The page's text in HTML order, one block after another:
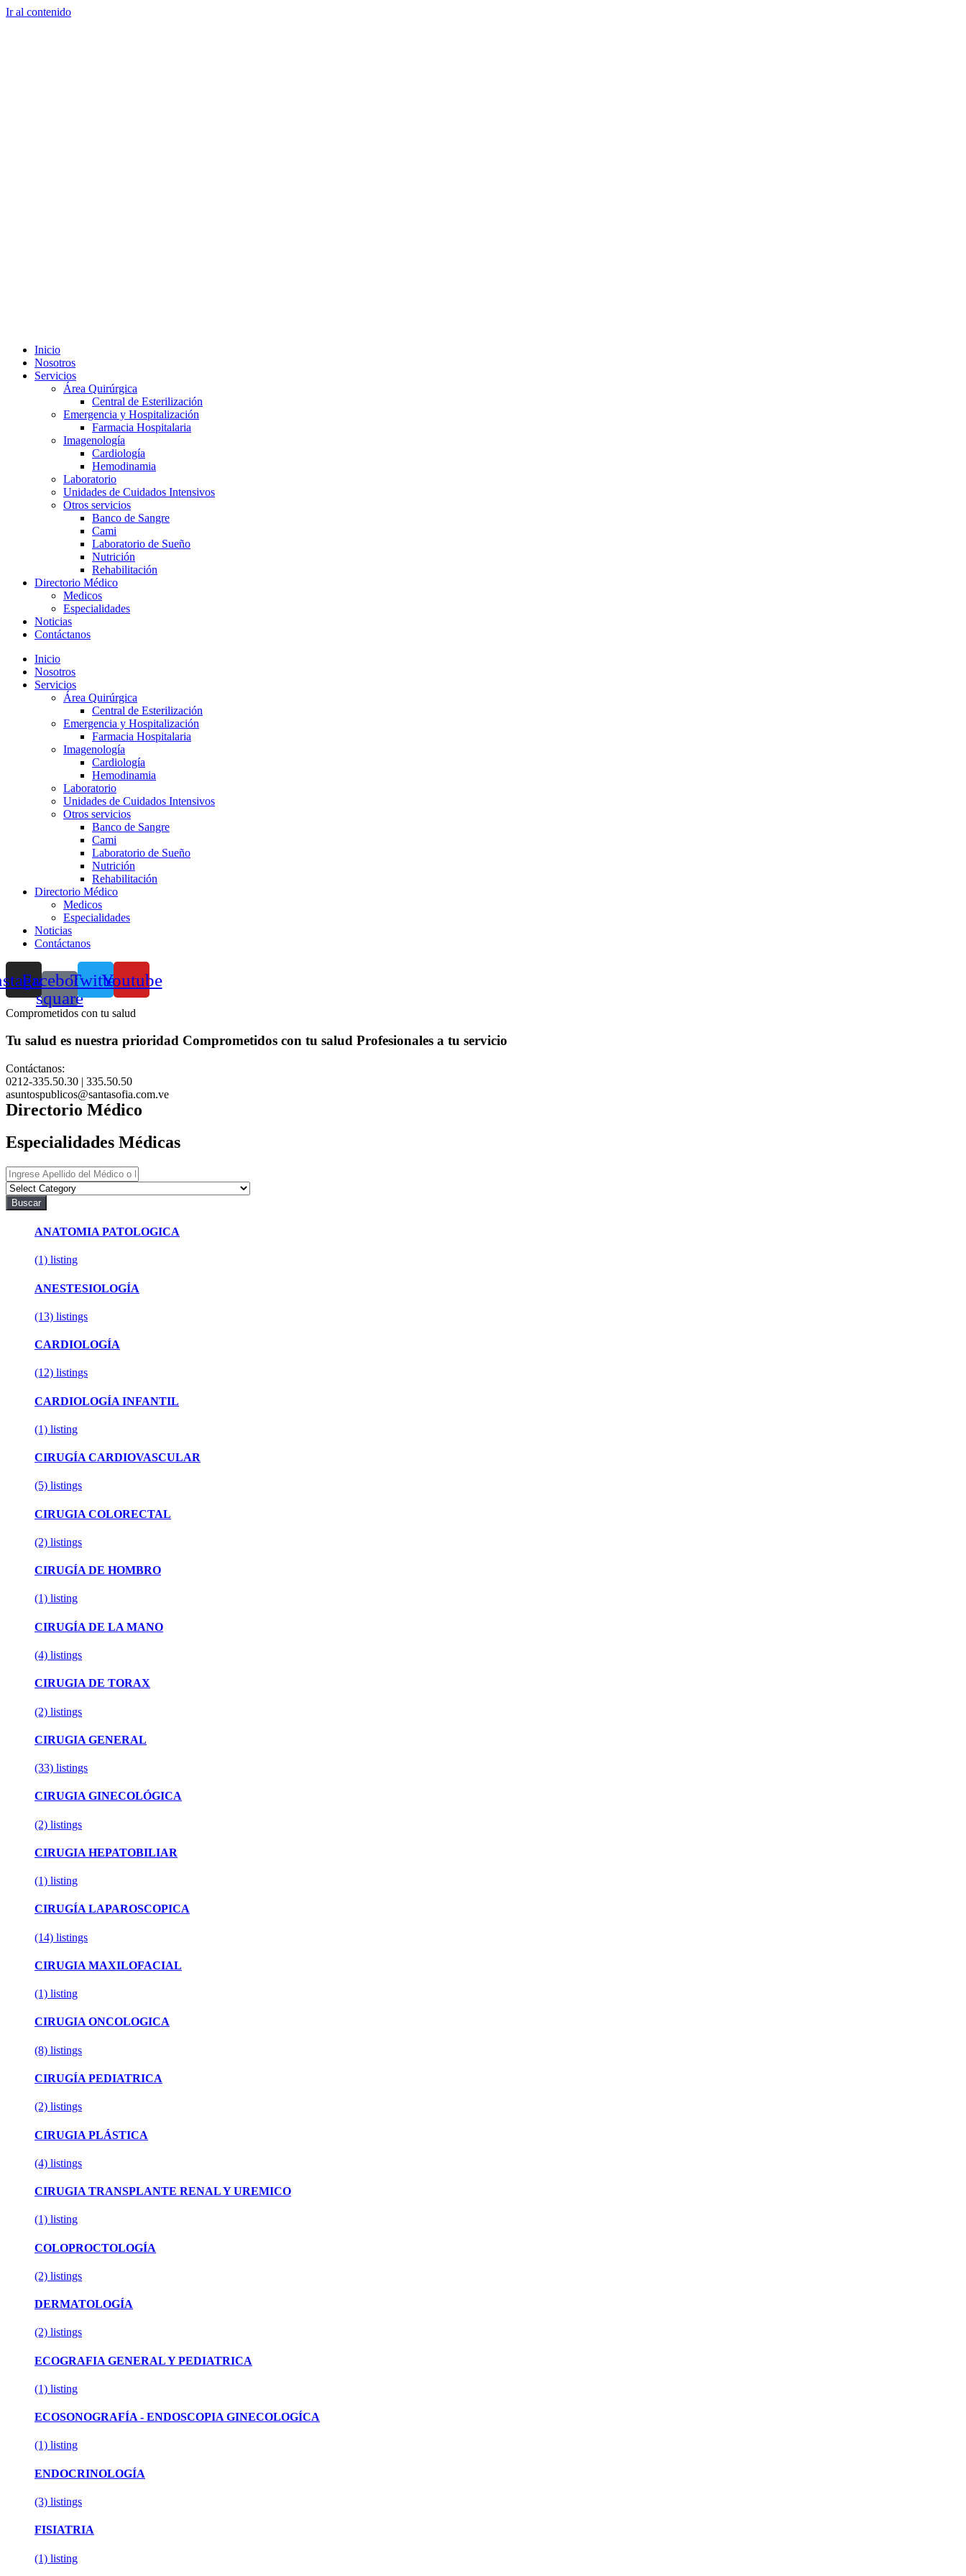
Ir al contenido
Inicio
Nosotros
Servicios
Área Quirúrgica
Central de Esterilización
Emergencia y Hospitalización
Farmacia Hospitalaria
Imagenología
Cardiología
Hemodinamia
Laboratorio
Unidades de Cuidados Intensivos
Otros servicios
Banco de Sangre
Cami
Laboratorio de Sueño
Nutrición
Rehabilitación
Directorio Médico
Medicos
Especialidades
Noticias
Contáctanos
Inicio
Nosotros
Servicios
Área Quirúrgica
Central de Esterilización
Emergencia y Hospitalización
Farmacia Hospitalaria
Imagenología
Cardiología
Hemodinamia
Laboratorio
Unidades de Cuidados Intensivos
Otros servicios
Banco de Sangre
Cami
Laboratorio de Sueño
Nutrición
Rehabilitación
Directorio Médico
Medicos
Especialidades
Noticias
Contáctanos
Facebook-
square
TwitterYoutube
Comprometidos con tu salud
Tu salud es nuestra prioridad Comprometidos con tu salud Profesionales a tu servicio
Contáctanos:
0212-335.50.30 | 335.50.50
asuntospublicos@santasofia.com.ve
Directorio Médico
Especialidades Médicas
Buscar
ANATOMIA PATOLOGICA
(1) listing
ANESTESIOLOGÍA
(13) listings
CARDIOLOGÍA
(12) listings
CARDIOLOGÍA INFANTIL
(1) listing
CIRUGÍA CARDIOVASCULAR
(5) listings
CIRUGIA COLORECTAL
(2) listings
CIRUGÍA DE HOMBRO
(1) listing
CIRUGÍA DE LA MANO
(4) listings
CIRUGIA DE TORAX
(2) listings
CIRUGIA GENERAL
(33) listings
CIRUGIA GINECOLÓGICA
(2) listings
CIRUGIA HEPATOBILIAR
(1) listing
CIRUGÍA LAPAROSCOPICA
(14) listings
CIRUGIA MAXILOFACIAL
(1) listing
CIRUGIA ONCOLOGICA
(8) listings
CIRUGÍA PEDIATRICA
(2) listings
CIRUGIA PLÁSTICA
(4) listings
CIRUGIA TRANSPLANTE RENAL Y UREMICO
(1) listing
COLOPROCTOLOGÍA
(2) listings
DERMATOLOGÍA
(2) listings
ECOGRAFIA GENERAL Y PEDIATRICA
(1) listing
ECOSONOGRAFÍA - ENDOSCOPIA GINECOLOGÍCA
(1) listing
ENDOCRINOLOGÍA
(3) listings
FISIATRIA
(1) listing